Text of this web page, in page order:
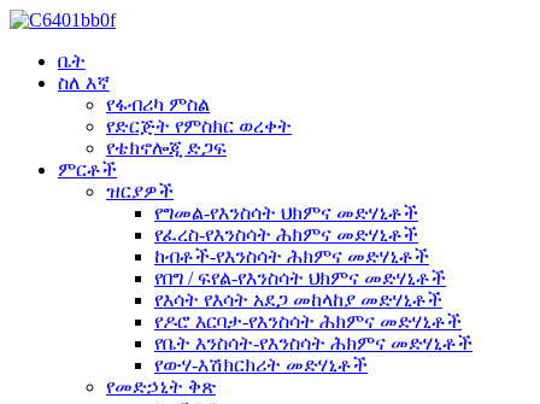
ቤት
ስለ እኛ
የፋብሪካ ምስል
የድርጅት የምስክር ወረቀት
የቴክኖሎጂ ድጋፍ
ምርቶች
ዝርያዎች
የግመል-የእንስሳት ህክምና መድሃኒቶች
የፈረስ-የእንስሳት ሕክምና መድሃኒቶች
ከብቶች-የእንስሳት ሕክምና መድሃኒቶች
የበግ / ፍየል-የእንስሳት ህክምና መድሃኒቶች
የእሳት የእሳት አደጋ መከላከያ መድሃኒቶች
የዶሮ እርባታ-የእንስሳት ሕክምና መድሃኒቶች
የቤት እንስሳት-የእንስሳት ሕክምና መድሃኒቶች
የውሃ-እሽክርክሪት መድሃኒቶች
የመድኃኒት ቅጽ